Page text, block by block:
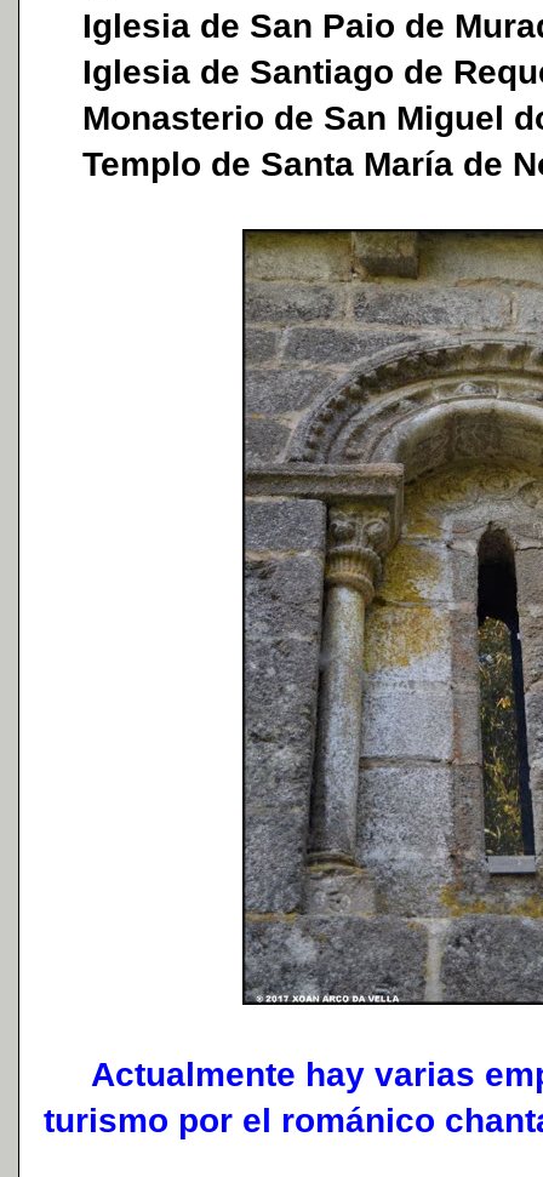
Iglesia de San Paio de
Iglesia de Santiago de
Monasterio de San Miguel
Templo de Santa María de
Actualmente hay varias
turismo por el románico